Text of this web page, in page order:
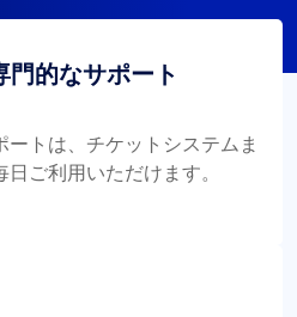
門的なサポート
トは、チケットシステムま
ご利用いただけます。